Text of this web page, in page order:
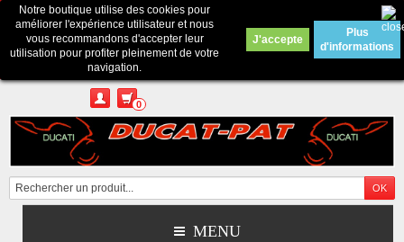
Contactez-nous
Appelez-nous au :Pour tous renseignements : merci d'envoyer un mail
depuis le formulaire de contact ou sur ducatpat25@gmail.com
0
MENU
Notre boutique utilise des cookies pour
améliorer l'expérience utilisateur et nous
vous recommandons d'accepter leur
utilisation pour profiter pleinement de votre
navigation.
J'accepte
Plus
d'informations